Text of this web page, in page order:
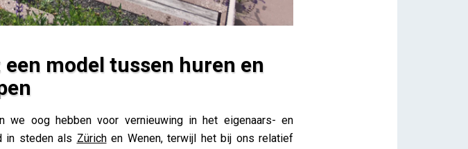
model tussen huren en
oog hebben voor vernieuwing in het eigenaars- en
in steden als Zürichen Wenen, terwijl het bij ons relatief